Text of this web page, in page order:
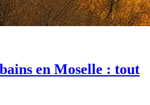
en Moselle : tout